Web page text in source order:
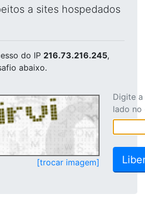
a sites hospedados
do IP 216.73.216.245,
abaixo.
[trocar imagem]
Digite
lado no